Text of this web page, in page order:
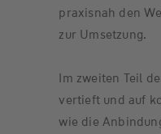
praxisnah den
zur Umsetzung.
Im zweiten Teil
vertieft und auf
wie die